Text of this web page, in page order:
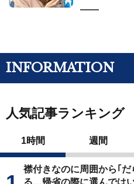
——
INFORMATION
人気記事ランキング
1時間 週間
襟付きなのに周囲から｢
る…帰省の際に選んでは